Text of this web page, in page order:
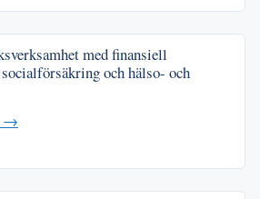
med finansiell
och hälso- och
→